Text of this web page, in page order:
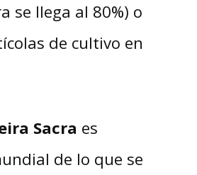
se llega al 80%) o
de cultivo en
Sacra es
de lo que se